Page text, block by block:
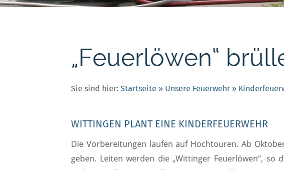
„Feuerlöwen“
Sie sind hier: Startseite » Unsere Feuerwehr »
WITTINGEN PLANT EINE KINDERFEUERWEHR
Die Vorbereitungen laufen auf Hochtouren. Ab
geben. Leiten werden die „Wittinger Feuerlöwen“, so